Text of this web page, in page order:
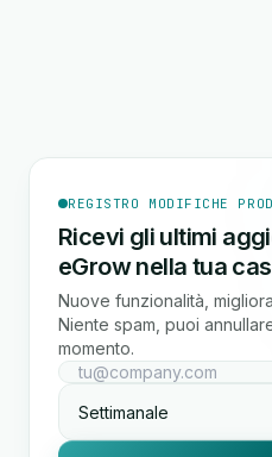
REGISTRO MODIFICHE
Ricevi gli ultimi
eGrow nella tua
Nuove funzionalità,
Niente spam, puoi
momento.